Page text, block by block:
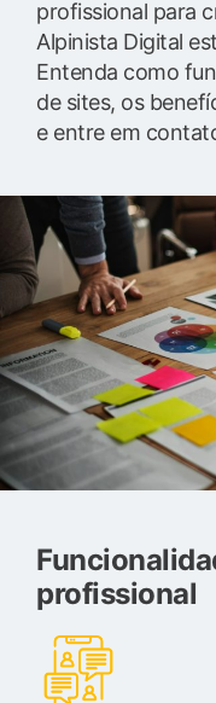
profissional para
Alpinista Digital
Entenda como
de sites, os
e entre em
profissional